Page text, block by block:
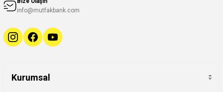
info@mutfakbank.com
Kurumsal